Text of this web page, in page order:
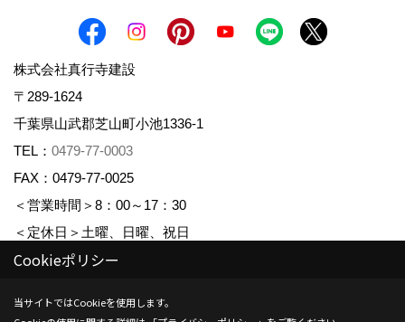
株式会社真行寺建設
〒289-1624
千葉県山武郡芝山町小池1336-1
TEL： 0479-77-0003
FAX：0479-77-0025
＜営業時間＞8：00～17：30
＜定休日＞土曜、日曜、祝日
Copyright (c) Shingyojikensetsu. All Rights Reserved.
_
Cookieポリシー
当サイトではCookieを使用します。